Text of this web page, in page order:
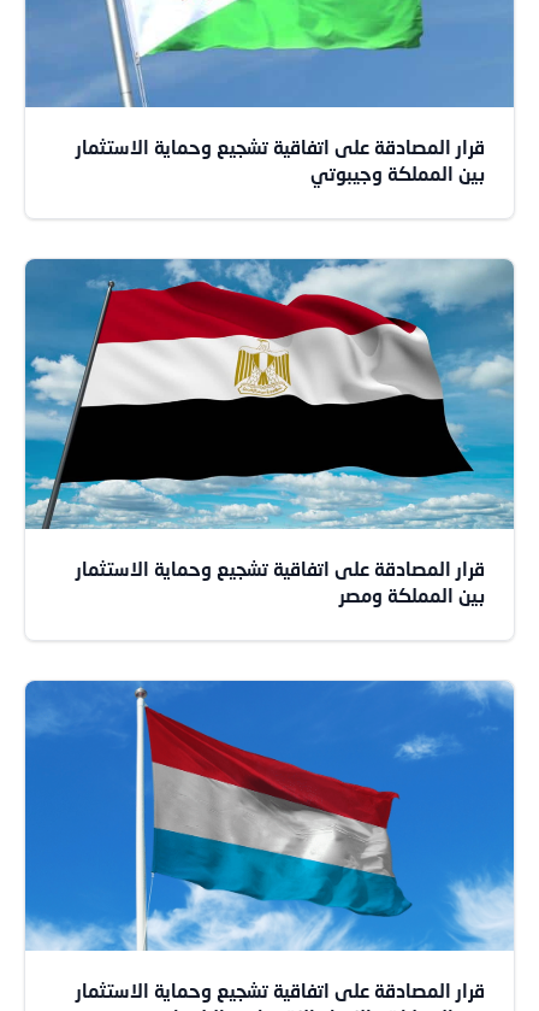
قرار المصادقة على اتفاقية تشجيع وحماية الاستثمار
بين المملكة وجيبوتي
قرار المصادقة على اتفاقية تشجيع وحماية الاستثمار
بين المملكة ومصر
قرار المصادقة على اتفاقية تشجيع وحماية الاستثمار